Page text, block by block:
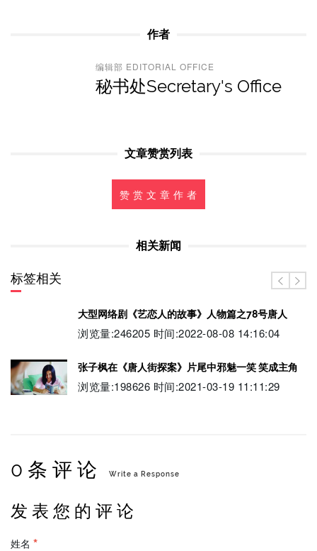
作者
编辑部 EDITORIAL OFFICE
秘书处Secretary's Office
文章赞赏列表
赞 赏 文 章 作 者
相关新闻
标签相关
大型网络剧《艺恋人的故事》人物篇之78号唐人
浏览量:246205 时间:2022-08-08 14:16:04
张子枫在《唐人街探案》片尾中邪魅一笑 笑成主角
浏览量:198626 时间:2021-03-19 11:11:29
0 条 评 论 Write a Response
发 表 您 的 评 论
姓名